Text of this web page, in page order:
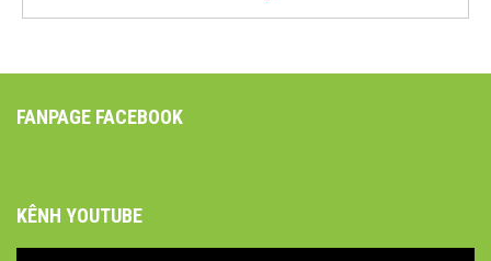
FANPAGE FACEBOOK
KÊNH YOUTUBE